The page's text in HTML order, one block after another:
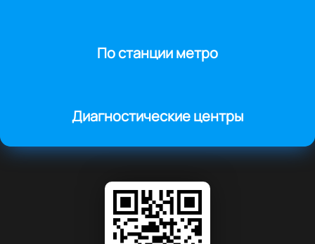
По станции метро
Диагностические центры